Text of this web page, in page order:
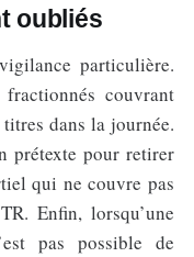
oubliés
particulière.
couvrant
dans la journée.
prétexte pour retirer
qui ne couvre pas
Enfin, lorsqu’une
pas possible de